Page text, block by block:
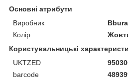
Основні атрибути
Виробник
Колір
Користувальницькі
UKTZED
barcode